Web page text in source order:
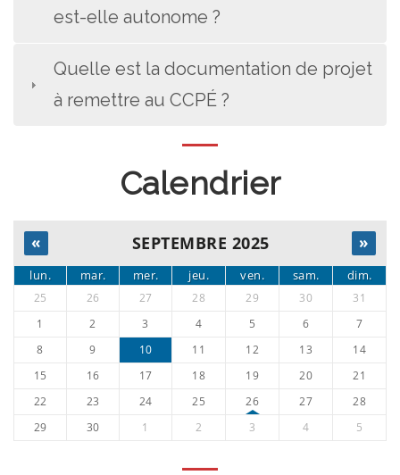
est-elle autonome ?
Quelle est la documentation de projet
à remettre au CCPÉ ?
Calendrier
« SEPTEMBRE 2025 »
lun. mar. mer. jeu. ven. sam. dim.
25 26 27 28 29 30
31
1
2 3 4 5 6
7
8
9 10 11 12 13
14
15
16 17 18 19 20
21
22
23 24 25 26 27
28
29
30 1 2 3 4 5